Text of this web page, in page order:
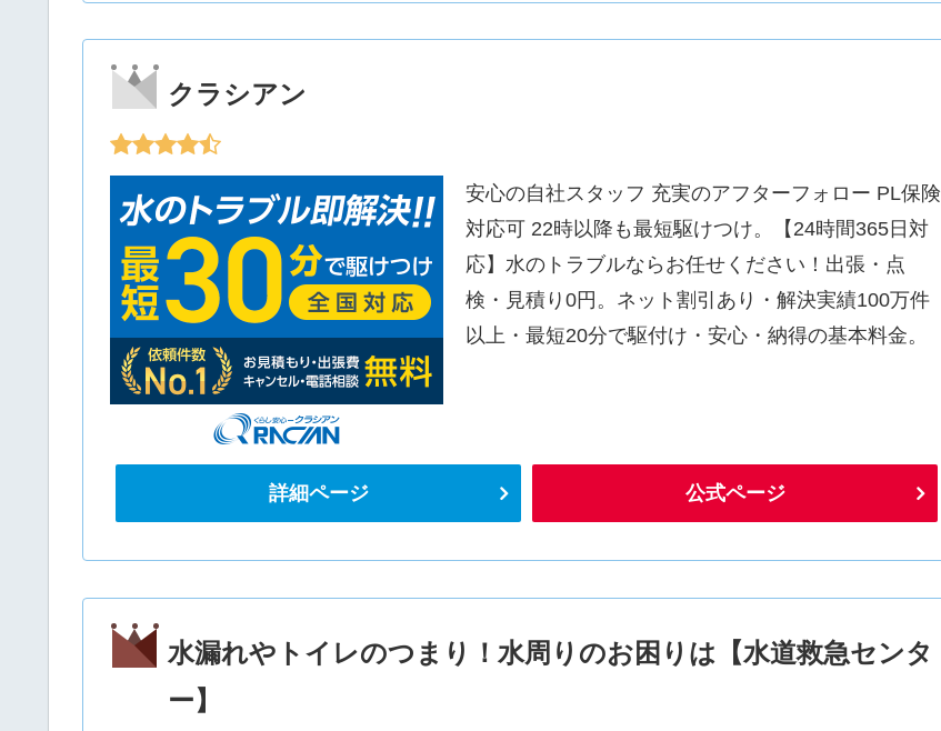
クラシアン
安心の自社スタッフ 充実のアフターフォロー PL保険
対応可 22時以降も最短駆けつけ。【24時間365日対
応】水のトラブルならお任せください！出張・点
検・見積り0円。ネット割引あり・解決実績100万件
以上・最短20分で駆付け・安心・納得の基本料金。
詳細ページ 公式ページ
水漏れやトイレのつまり！水周りのお困りは【水道救急センタ
ー】